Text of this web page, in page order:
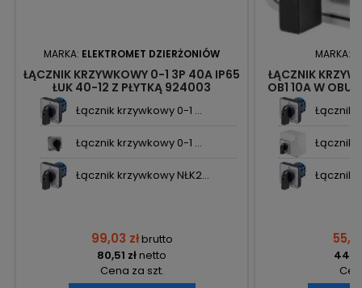
MARKA: ELEKTROMET DZIERŻONIÓW
ŁĄCZNIK KRZYWKOWY 0-1 3P 40A IP65
ŁUK 40-12 Z PŁYTKĄ 924003
Łącznik krzywkowy 0-1 ...
Łącznik krzywkowy 0-1 ...
Łącznik krzywkowy NŁK2...
99,03 złbrutto
80,51 złnetto
Cena za szt.
MARKA:
ŁĄCZNIK
OB1 10A W
Łącznik
Łącznik
Łącznik